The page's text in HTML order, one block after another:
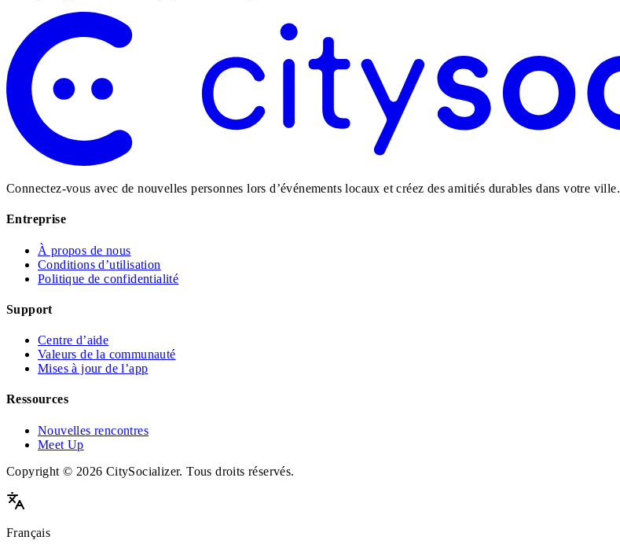
Connectez-vous avec de nouvelles personnes lors d’événements locaux et créez des amitiés durables dans votre ville.
Entreprise
À propos de nous
Conditions d’utilisation
Politique de confidentialité
Support
Centre d’aide
Valeurs de la communauté
Mises à jour de l’app
Ressources
Nouvelles rencontres
Meet Up
Copyright © 2026 CitySocializer. Tous droits réservés.
Français